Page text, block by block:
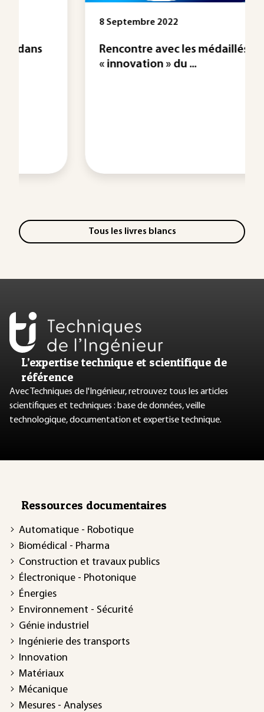
8 Septembre 2022
Rencontre avec les médaillés 2022
« innovation » du ...
Tous les livres blancs
L’expertise technique et scientifique de
référence
Avec Techniques de l'Ingénieur, retrouvez tous les articles
scientifiques et techniques : base de données, veille
technologique, documentation et expertise technique.
Ressources documentaires
Automatique - Robotique
Biomédical - Pharma
Construction et travaux publics
Électronique - Photonique
Énergies
Environnement - Sécurité
Génie industriel
Ingénierie des transports
Innovation
Matériaux
Mécanique
Mesures - Analyses